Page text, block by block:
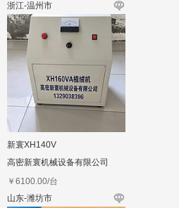
浙江-温州市
新寰XH140V
高密新寰机械设备有限公司
￥ 6100.00/台
山东-潍坊市